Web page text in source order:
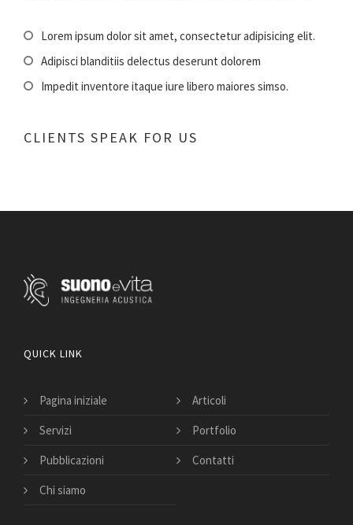
Lorem ipsum dolor sit amet, consectetur adipisicing elit.
Adipisci blanditiis delectus deserunt dolorem
Impedit inventore itaque iure libero maiores simso.
CLIENTS SPEAK FOR US
QUICK LINK
Pagina iniziale
Articoli
Servizi
Portfolio
Pubblicazioni
Contatti
Chi siamo